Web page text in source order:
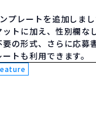
プレートを追加しま
トに加え、性別欄な
の形式、さらに応募
トも利用できます。